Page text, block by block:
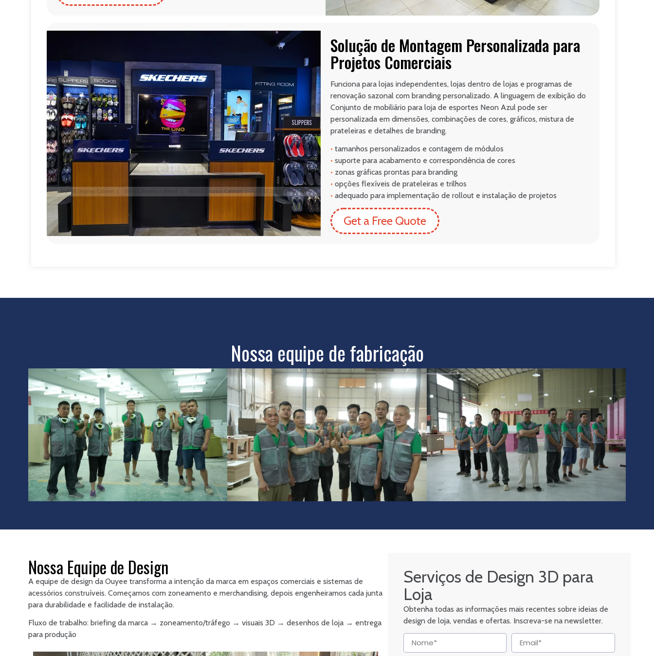
Solução de Montagem Personalizada para
Projetos Comerciais
Funciona para lojas independentes, lojas dentro de lojas e programas de
renovação sazonal com branding personalizado. A linguagem de exibição do
Conjunto de mobiliário para loja de esportes Neon Azul pode ser
personalizada em dimensões, combinações de cores, gráficos, mistura de
prateleiras e detalhes de branding.
• tamanhos personalizados e contagem de módulos
• suporte para acabamento e correspondência de cores
• zonas gráficas prontas para branding
• opções flexíveis de prateleiras e trilhos
• adequado para implementação de rollout e instalação de projetos
Get a Free Quote
Nossa equipe de fabricação
Nossa Equipe de Design
A equipe de design da Ouyee transforma a intenção da marca em espaços comerciais e sistemas de
acessórios construíveis. Começamos com zoneamento e merchandising, depois engenheiramos cada junta
para durabilidade e facilidade de instalação.
Fluxo de trabalho: briefing da marca → zoneamento/tráfego → visuais 3D → desenhos de loja → entrega
para produção
Serviços de Design 3D para
Loja
Obtenha todas as informações mais recentes sobre ideias de
design de loja, vendas e ofertas. Inscreva-se na newsletter.